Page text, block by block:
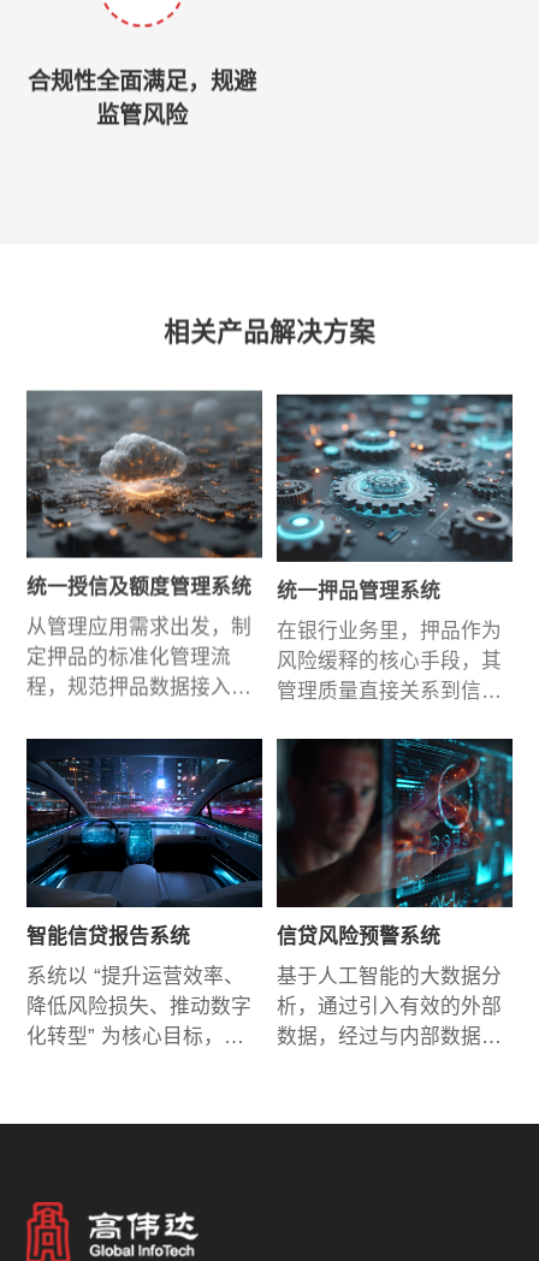
合规性全面满足，规避
监管风险
相关产品解决方案
统一授信及额度管理系统
从管理应用需求出发，制
定押品的标准化管理流
程，规范押品数据接入和
一的押品管理体系，在满
足日常风险管理需要的同
时，全面符合监管机构的
监管要求。
统一押品管理系统
在银行业务里，押品作为
风险缓释的核心手段，其
管理质量直接关系到信贷
智能信贷报告系统
系统以 “提升运营效率、
降低风险损失、推动数字
化转型” 为核心目标，设
规范性要求，又支持内部
告” 向 “智能决策支持” 的
转型。
信贷风险预警系统
基于人工智能的大数据分
析，通过引入有效的外部
数据，经过与内部数据的
以客户为维度量化并提升